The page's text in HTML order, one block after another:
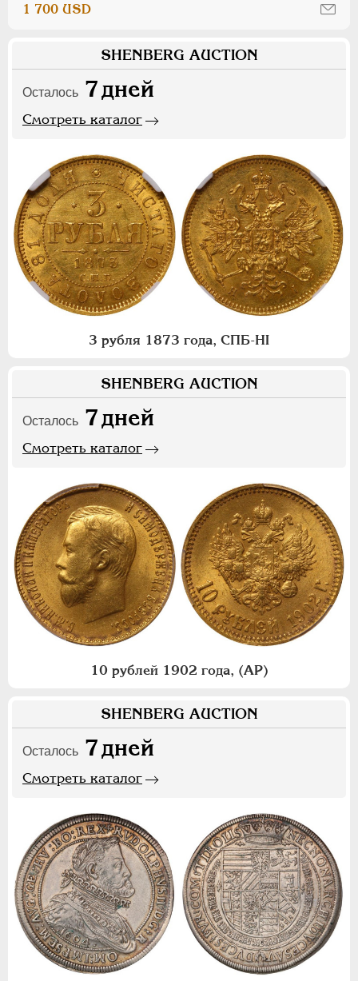
1 700 USD
SHENBERG AUCTION
Осталось 7дней
Смотреть каталог
3 рубля 1873 года, СПБ-НI
SHENBERG AUCTION
Осталось 7дней
Смотреть каталог
10 рублей 1902 года, (АР)
SHENBERG AUCTION
Осталось 7дней
Смотреть каталог